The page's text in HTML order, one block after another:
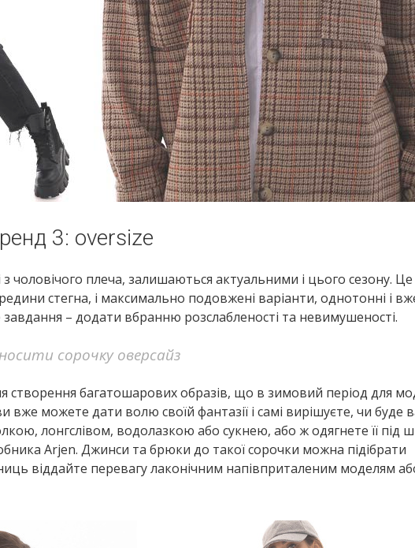
3: oversize
з чоловічого плеча, залишаються актуальними і цього сезону.
стегна, і максимально подовжені варіанти, однотонні і
завдання – додати вбранню розслабленості та невимушеності.
сорочку оверсайз
створення багатошарових образів, що в зимовий період для
можете дати волю своїй фантазії і самі вирішуєте, чи буде
лонгслівом, водолазкою або сукнею, або ж одягнете її під
Arjen. Джинси та брюки до такої сорочки можна підібрати
віддайте перевагу лаконічним напівприталеним моделям